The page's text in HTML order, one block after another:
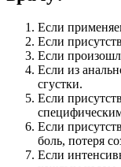
Если
Если
Если
Если из
сгустки.
Если
Если
боль, потеря
Если